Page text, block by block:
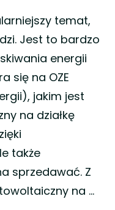
temat,
Jest to bardzo
energii
się na OZE
jakim jest
na działkę
także
sprzedawać. Z
na …